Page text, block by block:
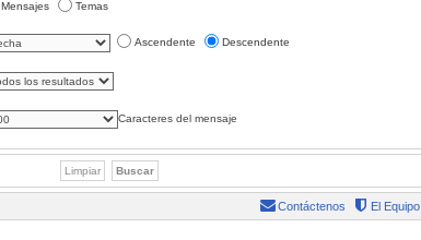
Mensajes Temas
Ascendente Descendente
Caracteres del mensaje
El Equipo
Contáctenos